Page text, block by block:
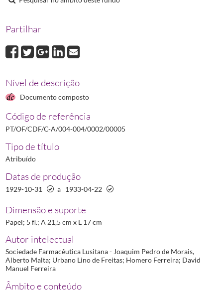
00011 Processo de Esperança Luís Castro Ferreira
(...)
Partilhar
Nível de descrição
Documento composto
Código de referência
PT/OF/CDF/C-A/004-004/0002/00005
Tipo de título
Atribuído
Datas de produção
1929-10-31 a 1933-04-22
Dimensão e suporte
Papel; 5 fl.; A 21,5 cm x L 17 cm
Autor intelectual
Sociedade Farmacêutica Lusitana - Joaquim Pedro de Morais,
Alberto Malta; Urbano Lino de Freitas; Homero Ferreira; David
Manuel Ferreira
Âmbito e conteúdo